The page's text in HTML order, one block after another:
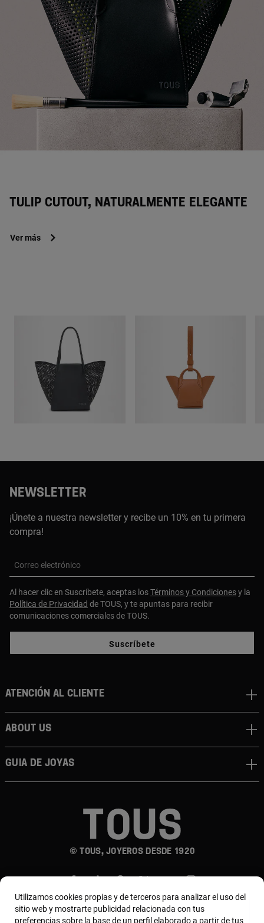
TULIP CUTOUT, NATURALMENTE ELEGANTE
Ver más
NEWSLETTER
¡Únete a nuestra newsletter y recibe un 10% en tu primera
compra!
Correo electrónico
Al hacer clic en Suscríbete, aceptas losTérminos y Condicionesy la
Política de Privacidad de TOUS, y te apuntas para recibir
comunicaciones comerciales de TOUS.
Suscríbete
© TOUS, JOYEROS DESDE 1920
Atención al cliente
About us
Guia de joyas
Utilizamos cookies propias y de terceros para analizar el uso del
sitio web y mostrarte publicidad relacionada con tus
preferencias sobre la base de un perfil elaborado a partir de tus